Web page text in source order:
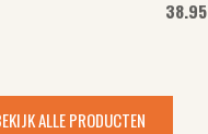
38.95
ALLE PRODUCTEN